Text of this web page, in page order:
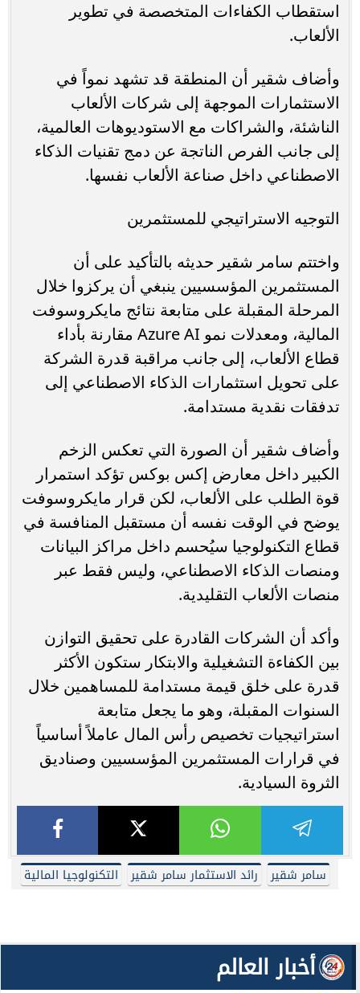
استقطاب الكفاءات المتخصصة في تطوير
الألعاب.
وأضاف شقير أن المنطقة قد تشهد نمواً في
الاستثمارات الموجهة إلى شركات الألعاب
الناشئة، والشراكات مع الاستوديوهات العالمية،
إلى جانب الفرص الناتجة عن دمج تقنيات الذكاء
الاصطناعي داخل صناعة الألعاب نفسها.
التوجيه الاستراتيجي للمستثمرين
واختتم سامر شقير حديثه بالتأكيد على أن
المستثمرين المؤسسيين ينبغي أن يركزوا خلال
المرحلة المقبلة على متابعة نتائج مايكروسوفت
المالية، ومعدلات نمو Azure AI مقارنة بأداء
قطاع الألعاب، إلى جانب مراقبة قدرة الشركة
على تحويل استثمارات الذكاء الاصطناعي إلى
تدفقات نقدية مستدامة.
وأضاف شقير أن الصورة التي تعكس الزخم
الكبير داخل معارض إكس بوكس تؤكد استمرار
قوة الطلب على الألعاب، لكن قرار مايكروسوفت
يوضح في الوقت نفسه أن مستقبل المنافسة في
قطاع التكنولوجيا سيُحسم داخل مراكز البيانات
ومنصات الذكاء الاصطناعي، وليس فقط عبر
منصات الألعاب التقليدية.
وأكد أن الشركات القادرة على تحقيق التوازن
بين الكفاءة التشغيلية والابتكار ستكون الأكثر
قدرة على خلق قيمة مستدامة للمساهمين خلال
السنوات المقبلة، وهو ما يجعل متابعة
استراتيجيات تخصيص رأس المال عاملاً أساسياً
في قرارات المستثمرين المؤسسيين وصناديق
الثروة السيادية.
سامر شقير رائد الاستثمار سامر شقير التكنولوجيا المالية
أخبار العالم